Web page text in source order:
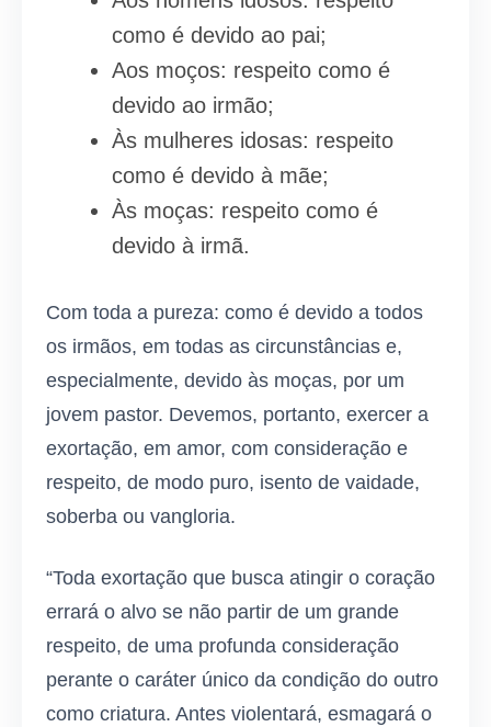
como é devido ao pai;
Aos moços: respeito como é
devido ao irmão;
Às mulheres idosas: respeito
como é devido à mãe;
Às moças: respeito como é
devido à irmã.
Com toda a pureza: como é devido a todos
os irmãos, em todas as circunstâncias e,
especialmente, devido às moças, por um
jovem pastor. Devemos, portanto, exercer a
exortação, em amor, com consideração e
respeito, de modo puro, isento de vaidade,
soberba ou vangloria.
“Toda exortação que busca atingir o coração
errará o alvo se não partir de um grande
respeito, de uma profunda consideração
perante o caráter único da condição do outro
como criatura. Antes violentará, esmagará o